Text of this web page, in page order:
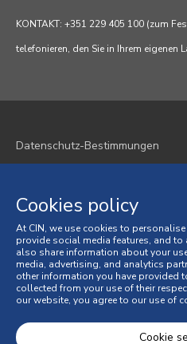
KONTAKT: +351 229 405 100 (zum
telefonieren, den Sie in Ihrem eigenen
Datenschutz-Bestimmungen
Geschäftsbedingungen
Allgemeine Verkaufsbedingungen
Verbraucherstreitigkeiten
Online-Beschwerdebuch
© 2026
Cookies policy
At CIN, we use cookies to
provide social media features, and
also share information about your
media, advertising, and analytics
other information you have provided
collected from your use of their
our website, you agree to our use of
Cookie